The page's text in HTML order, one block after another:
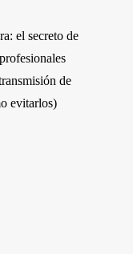
el secreto de
de
evitarlos)